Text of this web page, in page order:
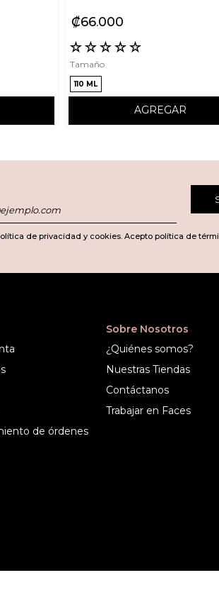
₡66000
☆☆☆☆☆
Tamaño
110 ML
AGREGAR
de privacidad y cookies. Acepto política de
de órdenes
Sobre Nosotros
¿Quiénes somos?
Nuestras Tiendas
Contáctanos
Trabajar en Faces